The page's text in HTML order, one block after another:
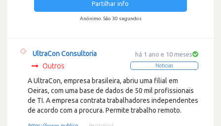
Partilhar info
Anónimo. São 30 segundos
há 1 ano e 10 meses
Noticias
UltraCon Consultoria
Outros
A UltraCon, empresa brasileira, abriu uma filial em
Oeiras, com uma base de dados de 50 mil profissionais
de TI. A empresa contrata trabalhadores independentes
de acordo com a procura. Permite trabalho remoto.